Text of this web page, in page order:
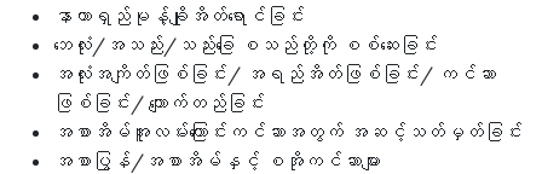
နာတာရှည်မုန့်ချိုအိတ်ရောင်ခြင်း
ဘေလုံး/အသည်း/သည်းခြေ စသည်တို့ကို စစ်ဆေးခြင်း
အလုံးအကျိတ်ဖြစ်ခြင်း/ အရည်အိတ်ဖြစ်ခြင်း/ ကင်ဆာ
ဖြစ်ခြင်း/ ကျောက်တည်ခြင်း
အစာအိမ်အူလမ်းကြောင်းကင်ဆာအတွက် အဆင့်သတ်မှတ်ခြင်း
အစာပြွန်/အစာအိမ်နှင့် စအိုကင်ဆာများ